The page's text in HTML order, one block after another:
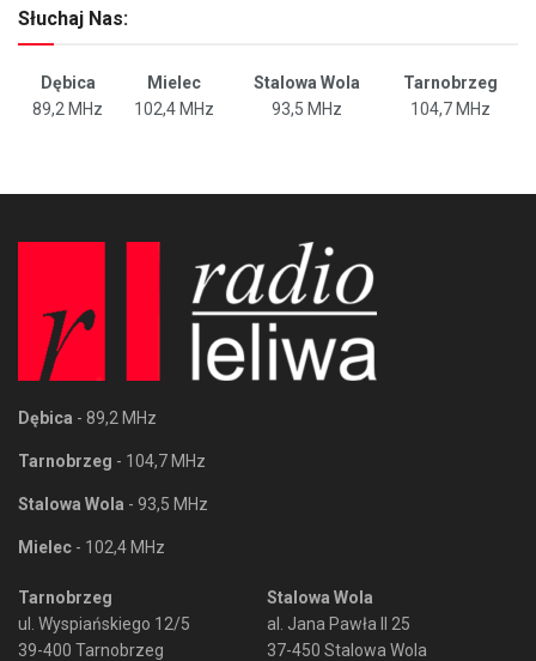
Słuchaj Nas:
Dębica Mielec Stalowa Wola
Tarnobrzeg
89,2 MHz
102,4 MHz 93,5 MHz 104,7 MHz
Dębica - 89,2 MHz
Tarnobrzeg - 104,7 MHz
Stalowa Wola - 93,5 MHz
Mielec - 102,4 MHz
Tarnobrzeg
ul. Wyspiańskiego 12/5
39-400 Tarnobrzeg
Stalowa Wola
al. Jana Pawła II 25
37-450 Stalowa Wola